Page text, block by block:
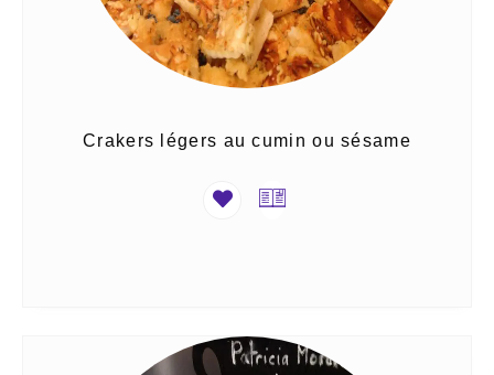
Crakers légers au cumin ou sésame